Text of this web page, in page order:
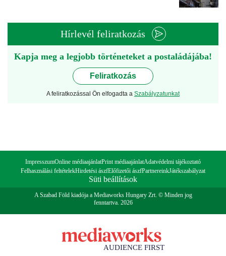
Hírlevél feliratkozás
Kapja meg a legjobb történeteket a postaládájába!
Feliratkozás
A feliratkozással Ön elfogadta a Szabályzatunkat
ImpresszumOnline médiaajánlatPrint médiaajánlatAdatvédelmi tájékoztató
Felhasználási feltételekHirdetési ászfElőfizetői ászfPartnereinkJátékszabályzat
Süti beállítások
A Szabad Föld kiadója a Mediaworks Hungary Zrt. © Minden jog
fenntartva. 2026